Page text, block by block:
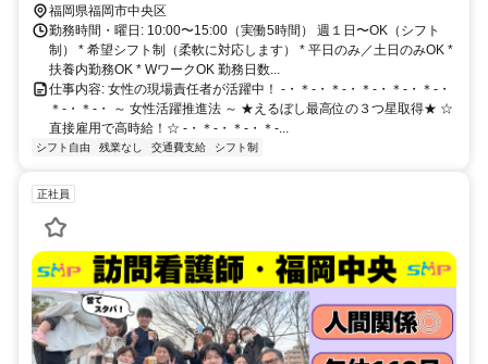
福岡県福岡市中央区
勤務時間・曜日: 10:00〜15:00（実働5時間） 週１日〜OK（シフト
制） * 希望シフト制（柔軟に対応します） * 平日のみ／土日のみOK *
扶養内勤務OK * WワークOK 勤務日数...
仕事内容: 女性の現場責任者が活躍中！ -・＊-・＊-・＊-・＊-・＊-・
＊-・＊-・ ～ 女性活躍推進法 ～ ★えるぼし最高位の３つ星取得★ ☆
直接雇用で高時給！☆ -・＊-・＊-・＊-...
シフト自由 残業なし 交通費支給 シフト制
正社員